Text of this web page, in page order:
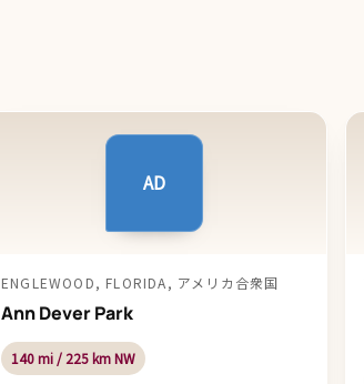
AD
ENGLEWOOD, FLORIDA, アメリカ合衆国
Ann Dever Park
140 mi / 225 km NW